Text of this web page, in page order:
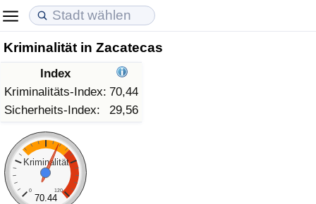
Kriminalität in Zacatecas
Index
Kriminalitäts-Index: 70,44
Sicherheits-Index:
29,56
Kriminalität
0 120
70.44
Lebenshaltungskosten
Lebenshaltungskosten-Index (aktuell)
Lebenshaltungskosten-Index
Lebenshaltungskosten-Index nach Land
in Akaba
Immobilienpreise
Immobilienpreis-Index (aktuell)
Immobilienpreis-Index
Immobilienpreis-Index nach Land
Lebensqualität
Lebensqualität-Index
Lebensqualität-Index (aktuell)
Lebensqualitätsindex nach Land
Kriminalität